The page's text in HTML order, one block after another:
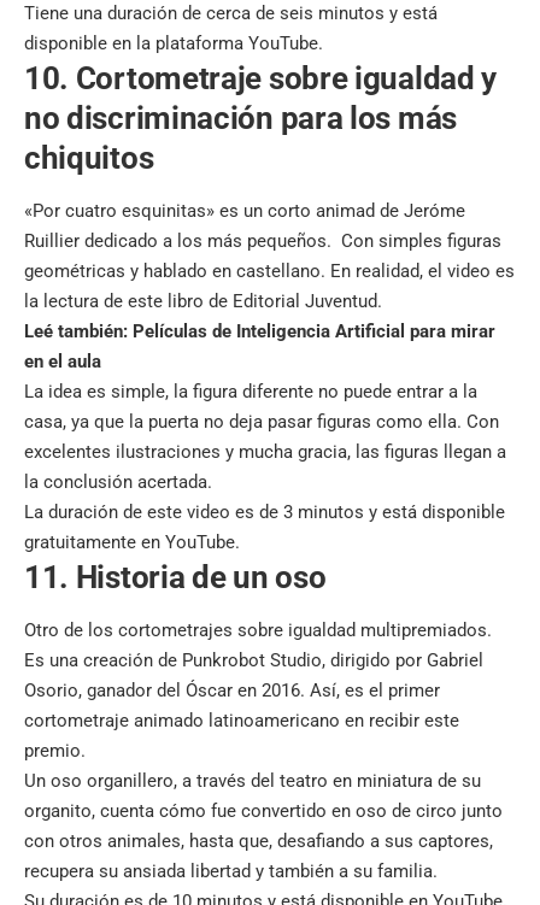
Tiene una duración de cerca de seis minutos y está
disponible en la plataforma YouTube.
10. Cortometraje sobre igualdad y
no discriminación para los más
chiquitos
«Por cuatro esquinitas» es un corto animad de Jeróme
Ruillier dedicado a los más pequeños. Con simples figuras
geométricas y hablado en castellano. En realidad, el video es
la lectura de este libro de Editorial Juventud.
Leé también: Películas de Inteligencia Artificial para mirar
en el aula
La idea es simple, la figura diferente no puede entrar a la
casa, ya que la puerta no deja pasar figuras como ella. Con
excelentes ilustraciones y mucha gracia, las figuras llegan a
la conclusión acertada.
La duración de este video es de 3 minutos y está disponible
gratuitamente en YouTube.
11. Historia de un oso
Otro de los cortometrajes sobre igualdad multipremiados.
Es una creación de Punkrobot Studio, dirigido por Gabriel
Osorio, ganador del Óscar en 2016. Así, es el primer
cortometraje animado latinoamericano en recibir este
premio.
Un oso organillero, a través del teatro en miniatura de su
organito, cuenta cómo fue convertido en oso de circo junto
con otros animales, hasta que, desafiando a sus captores,
recupera su ansiada libertad y también a su familia.